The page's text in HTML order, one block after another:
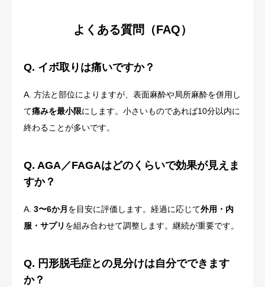
よくある質問（FAQ）
Q. イボ取りは痛いですか？
A. 方法と部位によりますが、表面麻酔や局所麻酔を併用し
て痛みを最小限にします。小さいものであれば10分以内に
終わることが多いです。
Q. AGA／FAGAはどのくらいで効果が見えま
すか？
A. 3〜6か月 を目安に評価します。経過に応じて外用・内
服・サプリ を組み合わせて調整します。継続が重要です。
Q. 円形脱毛症との見分けは自分でできます
か？